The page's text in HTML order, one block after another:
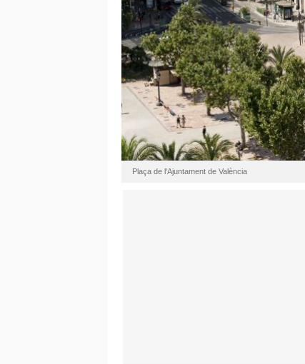
Plaça de l'Ajuntament de València